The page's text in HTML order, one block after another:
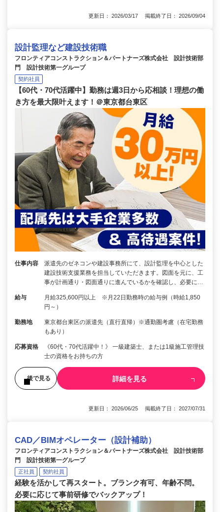
更新日： 2026/03/17 掲載終了日： 2026/09/04
設計監理など建設技術職
フロンティアコンストラクション＆パートナーズ株式会社 設計技術部
門 設計技術第一グループ
契約社員
【60代・70代活躍中】勤務は週3日から応相談！理想の働
き方を最大限叶えます！＠東京都台東区
仕事内容
派遣先のゼネコンや建設事務所にて、設計監理を中心とした
建設技術支援業務を担当していただきます。図面を元に、工
事が計画通り・図面通りに進んでいるかを確認し、必要に…
給与
月給325,600円以上 ※月22日勤務時の給与例（時給1,850
円～）
勤務地
東京都台東区の派遣先（直行直帰）※通勤圏考慮（在宅勤務
もあり）
応募資格
《60代・70代活躍中！》 一級建築士、または1級施工管理技
士の資格をお持ちの方
後で見る 詳細を見る
更新日： 2026/06/25 掲載終了日： 2027/07/31
CAD／BIMオペレーター（設計補助）
フロンティアコンストラクション＆パートナーズ株式会社 設計技術部
門 設計技術第一グループ
正社員 契約社員
経験を活かして再スタート。ブランク有可、年齢不問。
必要に応じて事前研修でバックアップ！